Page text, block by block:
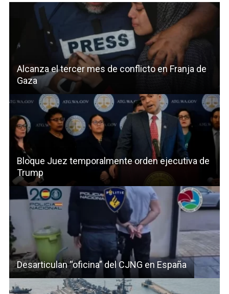
Alcanza el tercer mes de conflicto en Franja de
Gaza
Bloque Juez temporalmente orden ejecutiva de
Trump
Desarticulan “oficina” del CJNG en España